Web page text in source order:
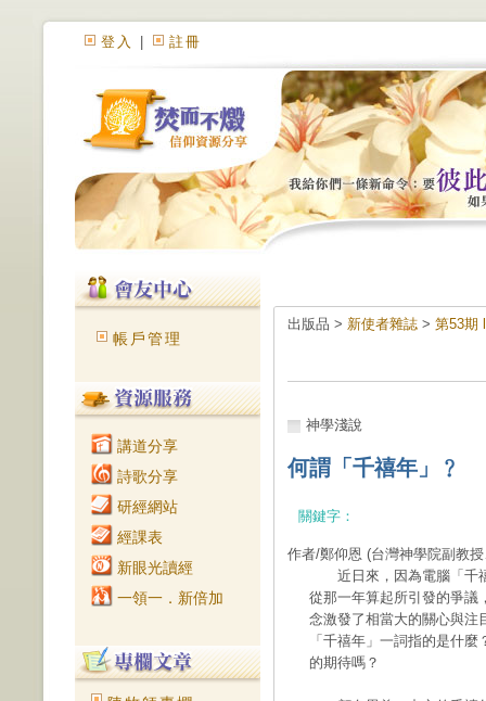
登入 註冊
帳戶管理
講道分享
詩歌分享
研經網站
經課表
新眼光讀經
一領一．新倍加
出版品 > 新使者雜誌 > 第53期
神學淺說
何謂「千禧年」﹖
關鍵字：
作者/鄭仰恩 (台灣神學院副教
近日來，因為電腦「千禧
從那一年算起所引發的爭議
念激發了相當大的關心與注
「千禧年」一詞指的是什
的期待嗎？